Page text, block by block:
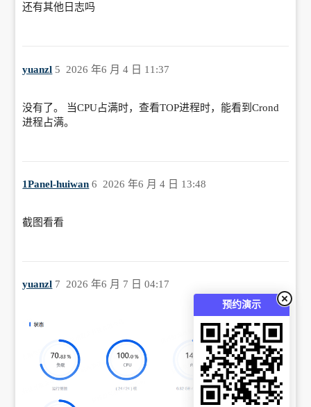
预约演示
还有其他日志吗
yuanzl 2026 年6 月 4 日 11:37
5
没有了。 当CPU占满时，查看TOP进程时，能看到Crond
进程占满。
1Panel-huiwan 2026 年6 月 4 日 13:48
6
截图看看
yuanzl 2026 年6 月 7 日 04:17
7